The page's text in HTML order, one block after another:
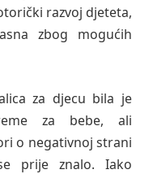
razvoj djeteta,
zbog mogućih
za djecu bila je
za bebe, ali
o negativnoj strani
prije znalo. Iako